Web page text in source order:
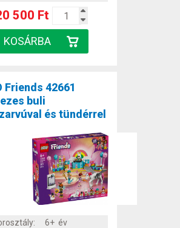
500 Ft
Friends 42661
buli
és tündérrel
6+ év